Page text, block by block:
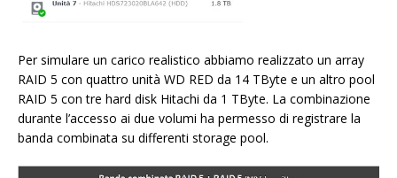
Per simulare un carico realistico abbiamo realizzato un array
RAID 5 con quattro unità WD RED da 14 TByte e un altro pool
RAID 5 con tre hard disk Hitachi da 1 TByte. La combinazione
durante l’accesso ai due volumi ha permesso di registrare la
banda combinata su differenti storage pool.